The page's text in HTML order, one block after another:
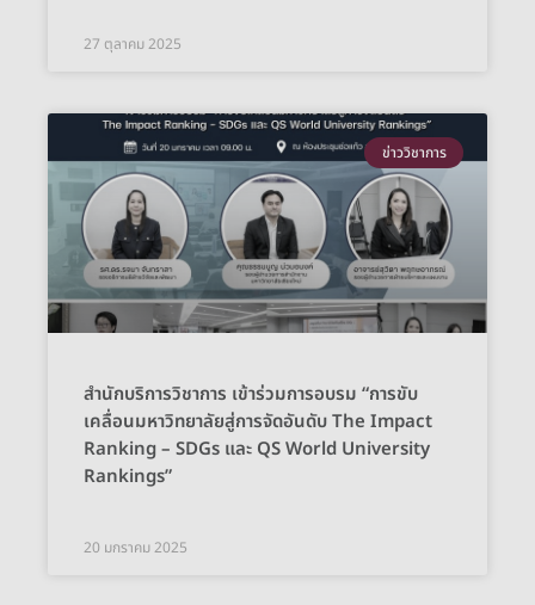
27 ตุลาคม 2025
ข่าววิชาการ
สำนักบริการวิชาการ เข้าร่วมการอบรม “การขับ
เคลื่อนมหาวิทยาลัยสู่การจัดอันดับ The Impact
Ranking – SDGs และ QS World University
Rankings”
20 มกราคม 2025